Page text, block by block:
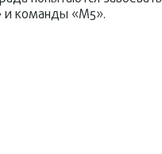
и команды «М5».